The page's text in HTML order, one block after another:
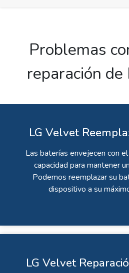
Problemas
reparación
LG Velvet
Las baterías envejecen con
capacidad para mantener
Podemos reemplazar su
dispositivo a su
LG Velvet